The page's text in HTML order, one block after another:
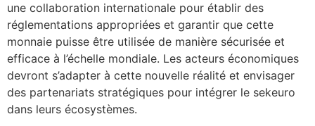
une collaboration internationale pour établir des
réglementations appropriées et garantir que cette
monnaie puisse être utilisée de manière sécurisée et
efficace à l’échelle mondiale. Les acteurs économiques
devront s’adapter à cette nouvelle réalité et envisager
des partenariats stratégiques pour intégrer le sekeuro
dans leurs écosystèmes.